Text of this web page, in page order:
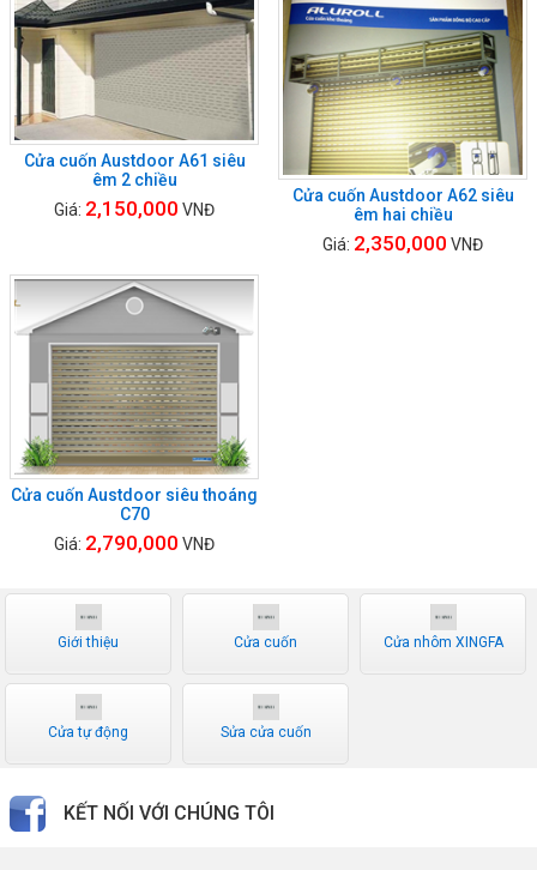
Cửa cuốn Austdoor A61 siêu
êm 2 chiều
Giá: 2,150,000 VNĐ
Cửa cuốn Austdoor A62 siêu
êm hai chiều
Giá: 2,350,000 VNĐ
Cửa cuốn Austdoor siêu thoáng
C70
Giá: 2,790,000 VNĐ
Giới thiệu Cửa cuốn Cửa nhôm XINGFA
Cửa tự động Sửa cửa cuốn
KẾT NỐI VỚI CHÚNG TÔI